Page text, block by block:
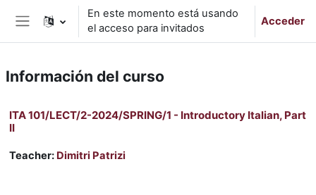
Salta al contenido principal
Panel lateral
En este momento está usando
el acceso para invitados
Acceder
Información del curso
ITA 101/LECT/2-2024/SPRING/1 - Introductory Italian, Part
II
Teacher: Dimitri Patrizi